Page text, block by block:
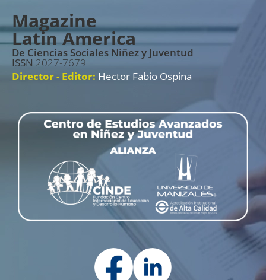
Magazine
Latin America
De Ciencias Sociales Niñez y Juventud
ISSN 2027-7679
Director - Editor: Hector Fabio Ospina